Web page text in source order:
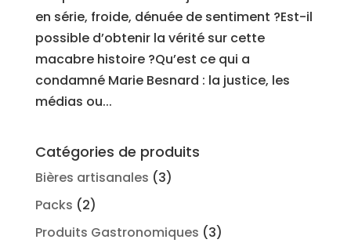
en série, froide, dénuée de sentiment ?Est-il
possible d’obtenir la vérité sur cette
macabre histoire ?Qu’est ce qui a
condamné Marie Besnard : la justice, les
médias ou...
Catégories de produits
Bières artisanales (3)
Packs (2)
Produits Gastronomiques (3)